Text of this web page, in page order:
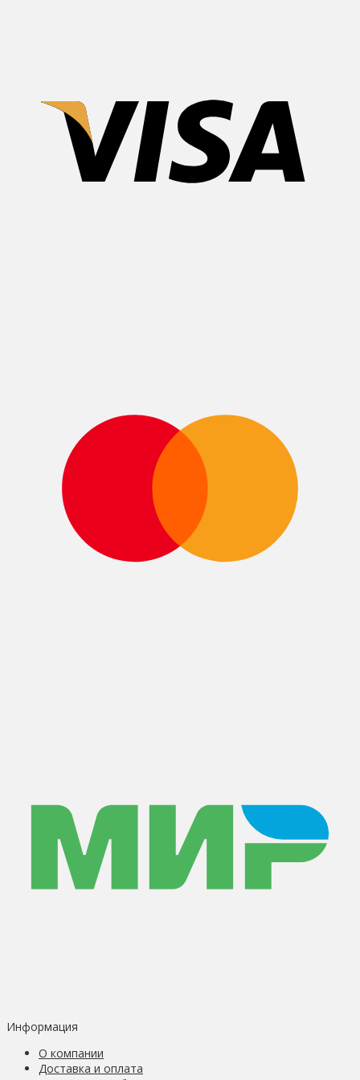
Информация
О компании
Доставка и оплата